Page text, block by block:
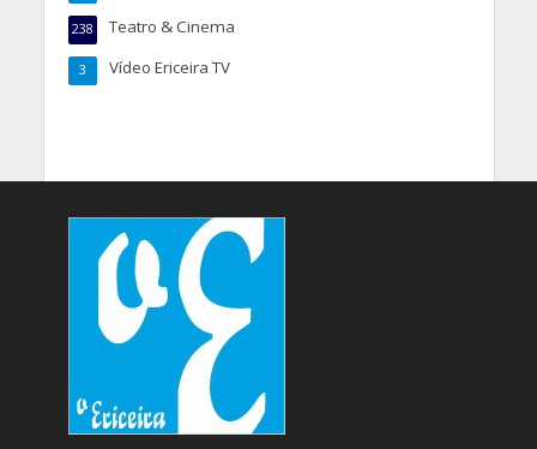
Teatro & Cinema
238
Vídeo Ericeira TV
3